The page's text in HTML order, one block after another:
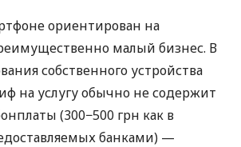
ориентирован на
малый бизнес. В
собственного устройства
на услугу обычно не содержит
(300−500 грн как в
банками) —